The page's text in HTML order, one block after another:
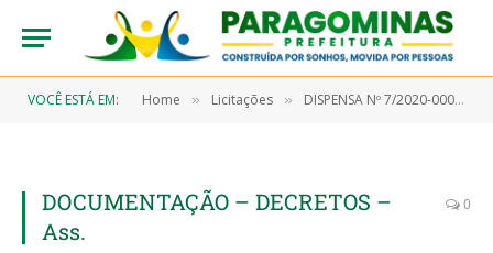
VOCÊ ESTÁ EM: Home » Licitações » DISPENSA Nº 7/2020-00054 (Aquisição de teste rápido)
DOCUMENTAÇÃO – DECRETOS –
Ass.
0